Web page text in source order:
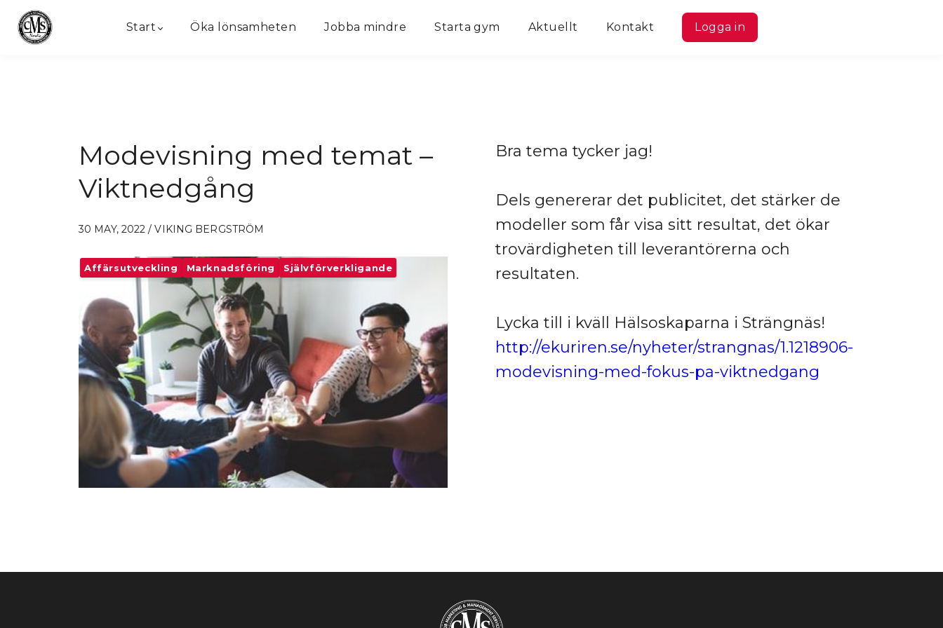
Start Öka lönsamheten Jobba mindre Starta gym Aktuellt Kontakt Logga in
Modevisning med temat –
Viktnedgång
30 MAY, 2022 / VIKING BERGSTRÖM
Affärsutveckling Marknadsföring Självförverkligande
Bra tema tycker jag!
Dels genererar det publicitet, det stärker de
modeller som får visa sitt resultat, det ökar
trovärdigheten till leverantörerna och
resultaten.
Lycka till i kväll Hälsoskaparna i Strängnäs!
http://ekuriren.se/nyheter/strangnas/1.1218906-
modevisning-med-fokus-pa-viktnedgang